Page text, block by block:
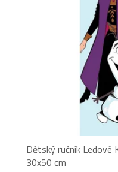
Dětský ručník
30x50 cm